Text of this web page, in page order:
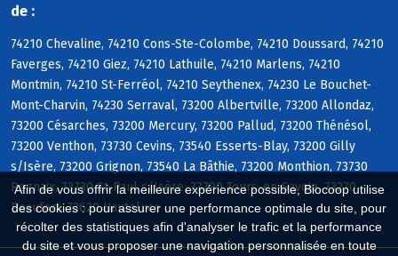
Afin de vous offrir la meilleure expérience possible, Biocoop utilise
des cookies : pour assurer une performance optimale du site, pour
récolter des statistiques afin d'analyser le trafic et la performance
du site et vous proposer une navigation personnalisée en toute
de :
74210 Chevaline, 74210 Cons-Ste-Colombe, 74210 Doussard, 74210
Faverges, 74210 Giez, 74210 Lathuile, 74210 Marlens, 74210
Montmin, 74210 St-Ferréol, 74210 Seythenex, 74230 Le Bouchet-
Mont-Charvin, 74230 Serraval, 73200 Albertville, 73200 Allondaz,
73200 Césarches, 73200 Mercury, 73200 Pallud, 73200 Thénésol,
73200 Venthon, 73730 Cevins, 73540 Esserts-Blay, 73200 Gilly
s/Isère, 73200 Grignon, 73540 La Bâthie, 73200 Monthion, 73730
Rognaix, 73730 St-Paul s/Isère, 73790 Tours-en-Savoie, 73270
Beaufort, 73620 Hauteluce